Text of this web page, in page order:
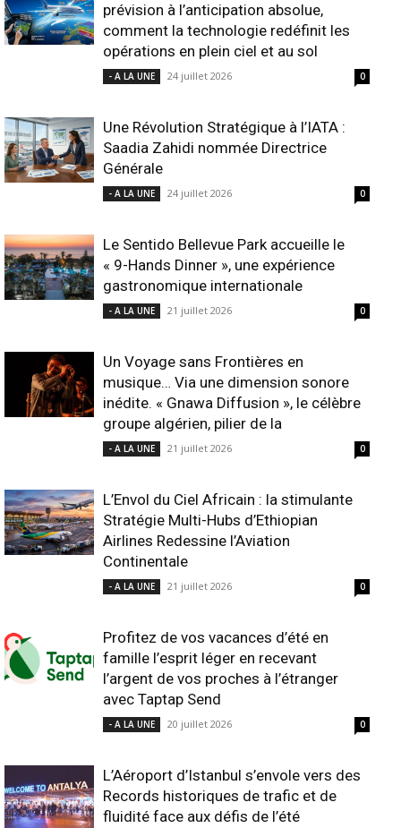
prévision à l’anticipation absolue,
comment la technologie redéfinit les
opérations en plein ciel et au sol
- A LA UNE 24 juillet 2026 0
Une Révolution Stratégique à l’IATA :
Saadia Zahidi nommée Directrice
Générale
- A LA UNE 24 juillet 2026 0
Le Sentido Bellevue Park accueille le
« 9-Hands Dinner », une expérience
gastronomique internationale
- A LA UNE 21 juillet 2026 0
Un Voyage sans Frontières en
musique… Via une dimension sonore
inédite. « Gnawa Diffusion », le célèbre
groupe algérien, pilier de la
- A LA UNE 21 juillet 2026 0
L’Envol du Ciel Africain : la stimulante
Stratégie Multi-Hubs d’Ethiopian
Airlines Redessine l’Aviation
Continentale
- A LA UNE 21 juillet 2026 0
Profitez de vos vacances d’été en
famille l’esprit léger en recevant
l’argent de vos proches à l’étranger
avec Taptap Send
- A LA UNE 20 juillet 2026 0
L’Aéroport d’Istanbul s’envole vers des
Records historiques de trafic et de
fluidité face aux défis de l’été